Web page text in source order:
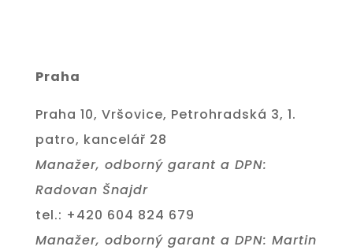
Praha
Praha 10, Vršovice, Petrohradská 3, 1.
patro, kancelář 28
Manažer, odborný garant a DPN:
Radovan Šnajdr
tel.: +420 604 824 679
Manažer, odborný garant a DPN: Martin